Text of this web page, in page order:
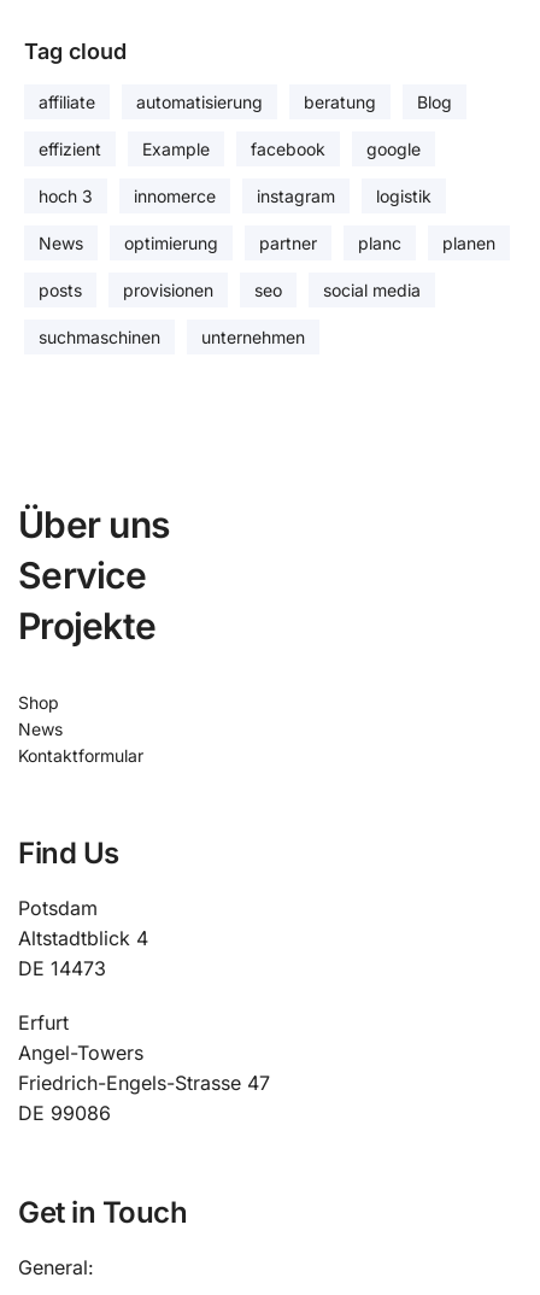
Tag cloud
affiliate automatisierung beratung Blog
effizient Example facebook google
hoch 3 innomerce instagram logistik
News optimierung partner planc planen
posts provisionen seo social media
suchmaschinen unternehmen
Über uns
Service
Projekte
Shop
News
Kontaktformular
Find Us
Potsdam
Altstadtblick 4
DE 14473
Erfurt
Angel-Towers
Friedrich-Engels-Strasse 47
DE 99086
Get in Touch
General: